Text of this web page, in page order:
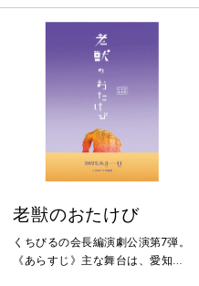
いないのかさえ揺蕩っていく。そ
の中自動販売機だけは形を変え
ず、その場に存在し続ける。監視
者なのか、なにかを促すモノリス
なのか。感覚的なようで、人物た
ちの感情は一連のストーリーとし
て確かに繋がってるニュースタン
ダード会話劇。
老獣のおたけび
くちびるの会長編演劇公演第7弾。
《あらすじ》主な舞台は、愛知県